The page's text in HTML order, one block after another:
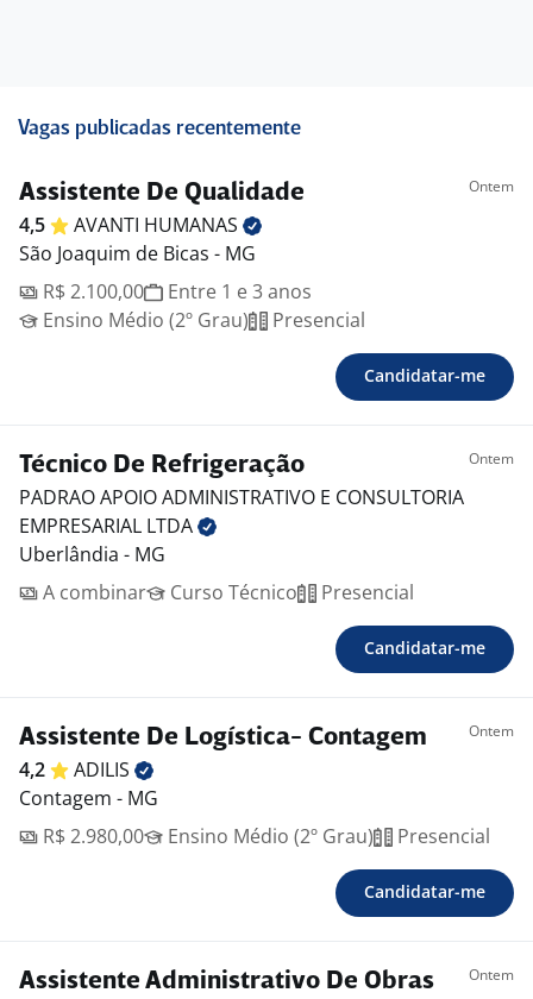
Vagas publicadas recentemente
Assistente De Qualidade Ontem
4,5 AVANTI HUMANAS
São Joaquim de Bicas - MG
R$ 2.100,00
Entre 1 e 3 anos
Ensino Médio (2º Grau)
Presencial
Candidatar-me
Técnico De Refrigeração Ontem
PADRAO APOIO ADMINISTRATIVO E CONSULTORIA
EMPRESARIAL LTDA
Uberlândia - MG
A combinar
Curso Técnico Presencial
Candidatar-me
Assistente De Logística- Contagem Ontem
4,2
ADILIS
Contagem - MG
R$ 2.980,00
Ensino Médio (2º Grau) Presencial
Candidatar-me
Assistente Administrativo De Obras Ontem